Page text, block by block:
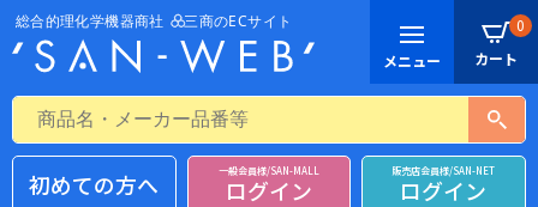
0
初めての方へ 一般会員様/SAN-MALL
ログイン
販売店会員様/SAN-NET
ログイン